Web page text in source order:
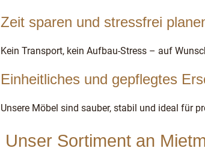
Zeit sparen und stressfrei
Kein Transport, kein Aufbau-Stress – auf
Einheitliches und gepflegtes
Unsere Möbel sind sauber, stabil und ideal für
Unser Sortiment an